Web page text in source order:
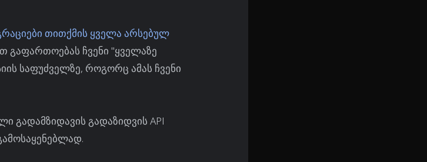
თითქმის ყველა არსებულ
გაფართოებას ჩვენი "ყველაზე
საფუძველზე, როგორც ამას ჩვენი
გადამზიდავის გადაზიდვის API